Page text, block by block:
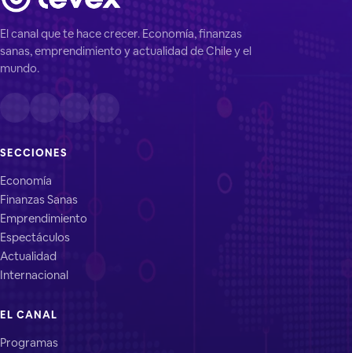
El canal que te hace crecer. Economía, finanzas
sanas, emprendimiento y actualidad de Chile y el
mundo.
SECCIONES
Economía
Finanzas Sanas
Emprendimiento
Espectáculos
Actualidad
Internacional
EL CANAL
Programas